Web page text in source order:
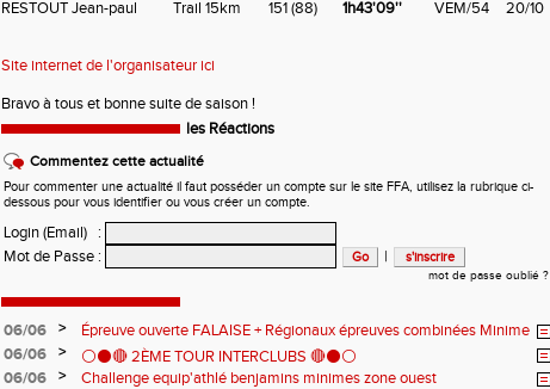
RESTOUT Jean-paul
Trail 15km 151 (88) 1h43'09'' VEM/54 20/10
Site internet de l'organisateur ici
Bravo à tous et bonne suite de saison !
les Réactions
Commentez cette actualité
Pour commenter une actualité il faut posséder un compte sur le site FFA, utilisez la rubrique ci-
dessous pour vous identifier ou vous créer un compte.
Login (Email)
:
Mot de Passe : |
mot de passe oublié ?
06/06 >
Épreuve ouverte FALAISE + Régionaux épreuves combinées Minime
06/06
>
⚪️⚫️🔴 2ÈME TOUR INTERCLUBS 🔴⚫️⚪️
06/06
>
Challenge equip'athlé benjamins minimes zone ouest